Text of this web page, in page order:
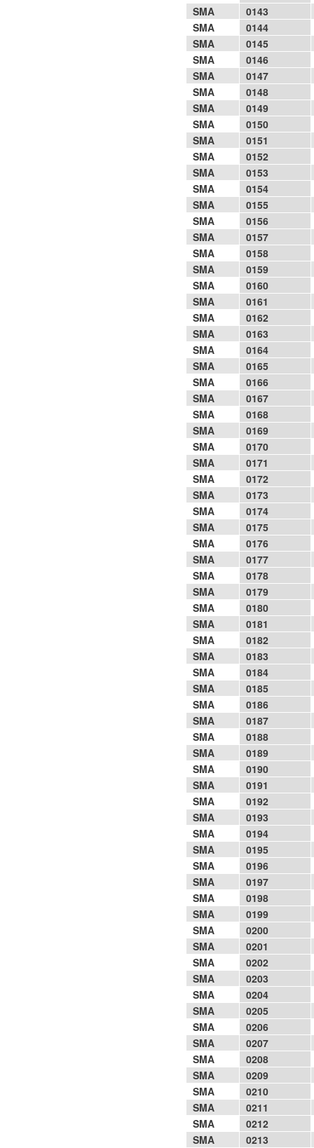
SMA
0143
SMA
0144
SMA
0145
SMA
0146
SMA
0147
SMA
0148
SMA
0149
SMA
0150
SMA
0151
SMA
0152
SMA
0153
SMA
0154
SMA
0155
SMA
0156
SMA
0157
SMA
0158
SMA
0159
SMA
0160
SMA
0161
SMA
0162
SMA
0163
SMA
0164
SMA
0165
SMA
0166
SMA
0167
SMA
0168
SMA
0169
SMA
0170
SMA
0171
SMA
0172
SMA
0173
SMA
0174
SMA
0175
SMA
0176
SMA
0177
SMA
0178
SMA
0179
SMA
0180
SMA
0181
SMA
0182
SMA
0183
SMA
0184
SMA
0185
SMA
0186
SMA
0187
SMA
0188
SMA
0189
SMA
0190
SMA
0191
SMA
0192
SMA
0193
SMA
0194
SMA
0195
SMA
0196
SMA
0197
SMA
0198
SMA
0199
SMA
0200
SMA
0201
SMA
0202
SMA
0203
SMA
0204
SMA
0205
SMA
0206
SMA
0207
SMA
0208
SMA
0209
SMA
0210
SMA
0211
SMA
0212
SMA
0213